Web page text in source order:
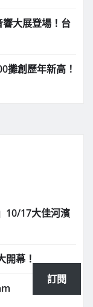
響大展登場！台
攤創歷年新高！
10/17大佳河濱
開幕！
訂閱